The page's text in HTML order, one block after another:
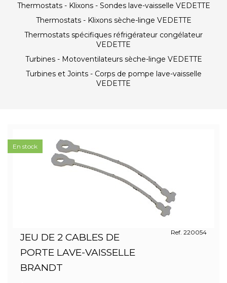
Thermostats - Klixons - Sondes lave-vaisselle VEDETTE
Thermostats - Klixons sèche-linge VEDETTE
Thermostats spécifiques réfrigérateur congélateur
VEDETTE
Turbines - Motoventilateurs sèche-linge VEDETTE
Turbines et Joints - Corps de pompe lave-vaisselle
VEDETTE
JEU DE 2 CABLES DE
PORTE LAVE-VAISSELLE
BRANDT
Ref. 220054
En stock